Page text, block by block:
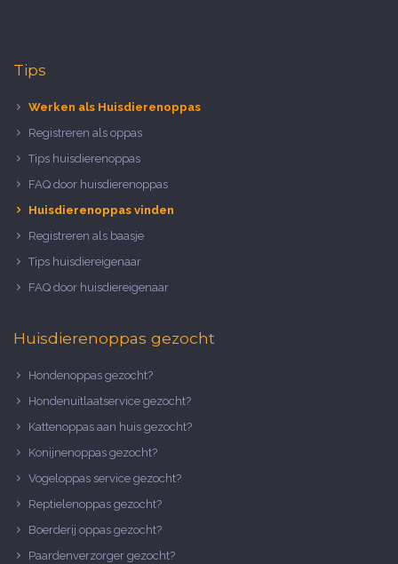
Tips
Werken als Huisdierenoppas
Registreren als oppas
Tips huisdierenoppas
FAQ door huisdierenoppas
Huisdierenoppas vinden
Registreren als baasje
Tips huisdiereigenaar
FAQ door huisdiereigenaar
Huisdierenoppas gezocht
Hondenoppas gezocht?
Hondenuitlaatservice gezocht?
Kattenoppas aan huis gezocht?
Konijnenoppas gezocht?
Vogeloppas service gezocht?
Reptielenoppas gezocht?
Boerderij oppas gezocht?
Paardenverzorger gezocht?